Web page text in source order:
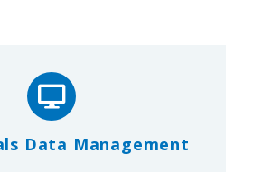
Data Management